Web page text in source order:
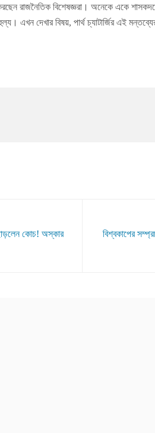
রাজনৈতিক বিশেষজ্ঞরা। অনেকে একে
এখন দেখার বিষয়, পার্থ চ্যাটার্জির এই
কোচ! অস্কার
বিশ্বকাপের